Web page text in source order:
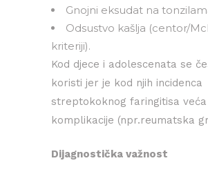
Gnojni eksudat na
Odsustvo kašlja (centor/
kriteriji).
Kod djece i adolescenata se
koristi jer je kod njih incidenca
streptokoknog faringitisa
komplikacije (npr.reumatska
Dijagnostička važnost